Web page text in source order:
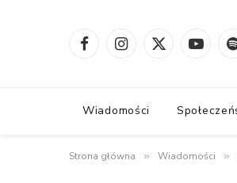
FacebookInstagram
X
Wiadomości
Strona główna » Wiadomości »